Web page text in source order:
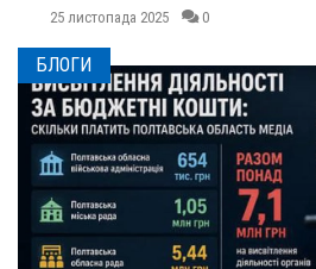
25 листопада 2025 0
БЛОГИ